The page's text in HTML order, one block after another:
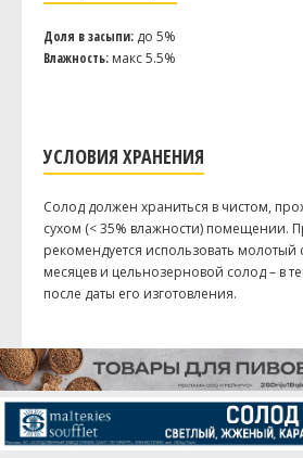
Доля в засыпи: до 5%
Влажность: макс 5.5%
УСЛОВИЯ ХРАНЕНИЯ
Солод должен храниться в чистом,
сухом (< 35% влажности) помещении.
рекомендуется использовать молотый
месяцев и цельнозерновой солод – в
после даты его изготовления.